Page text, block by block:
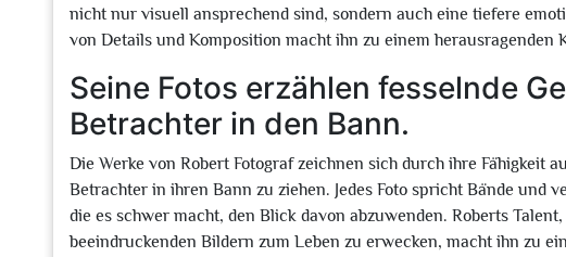
nicht nur visuell ansprechend sind, sondern auch eine tiefere
von Details und Komposition macht ihn zu einem herausragenden
Seine Fotos erzählen fesselnde
Betrachter in den Bann.
Die Werke von Robert Fotograf zeichnen sich durch ihre Fähigkeit
Betrachter in ihren Bann zu ziehen. Jedes Foto spricht Bände und
die es schwer macht, den Blick davon abzuwenden. Roberts
beeindruckenden Bildern zum Leben zu erwecken, macht ihn zu